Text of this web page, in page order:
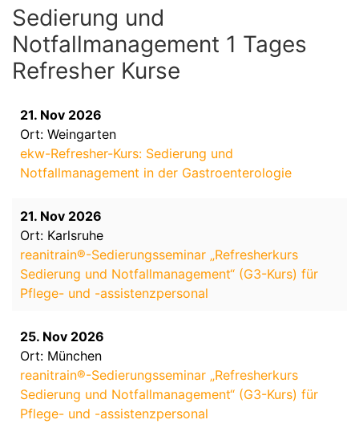
Sedierung und
Notfallmanagement 1 Tages
Refresher Kurse
21. Nov 2026
Ort: Weingarten
ekw-Refresher-Kurs: Sedierung und
Notfallmanagement in der Gastroenterologie
21. Nov 2026
Ort: Karlsruhe
reanitrain®-Sedierungsseminar „Refresherkurs
Sedierung und Notfallmanagement“ (G3-Kurs) für
Pflege- und -assistenzpersonal
25. Nov 2026
Ort: München
reanitrain®-Sedierungsseminar „Refresherkurs
Sedierung und Notfallmanagement“ (G3-Kurs) für
Pflege- und -assistenzpersonal